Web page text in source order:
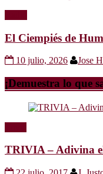
El Ciempiés de
10 julio, 2026 Jose
¡Demuestra lo que
TRIVIA – Adivina